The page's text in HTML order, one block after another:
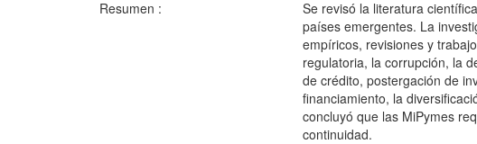
Resumen :
Se revisó la literatura
países emergentes. La
empíricos, revisiones y
regulatoria, la corrupción, la
de crédito, postergación de
financiamiento, la
concluyó que las MiPymes
continuidad.